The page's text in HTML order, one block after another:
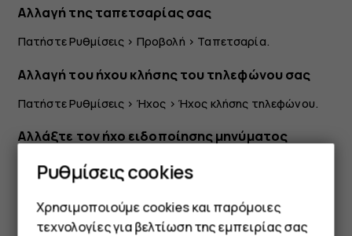
Αλλαγή της ταπετσαρίας σας
ΠατήστεΡυθμίσεις > Προβολή > Ταπετσαρία.
Αλλαγή του ήχου κλήσης του τηλεφώνου σας
ΠατήστεΡυθμίσεις > Ήχος > Ήχος κλήσης τηλεφώνου.
Αλλάξτε τον ήχο ειδοποίησης μηνύματος
ΠατήστεΡυθμίσεις > Ήχος>Σύνθετα
ήχος ειδοποίησης.
Ρυθμίσεις cookies
Χρησιμοποιούμε cookies και παρόμοιες
τεχνολογίες για βελτίωση της εμπειρίας σας